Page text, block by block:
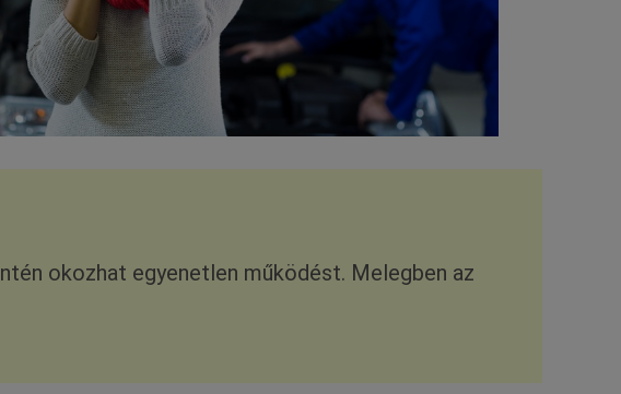
okozhat egyenetlen működést. Melegben az